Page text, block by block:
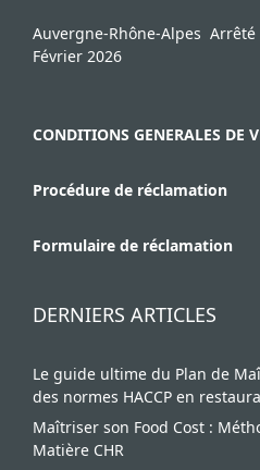
Auvergne-Rhône-Alpes Arrêté
Février 2026
CONDITIONS GENERALES DE
Procédure de réclamation
Formulaire de réclamation
DERNIERS ARTICLES
Le guide ultime du Plan de
des normes HACCP en
Maîtriser son Food Cost :
Matière CHR